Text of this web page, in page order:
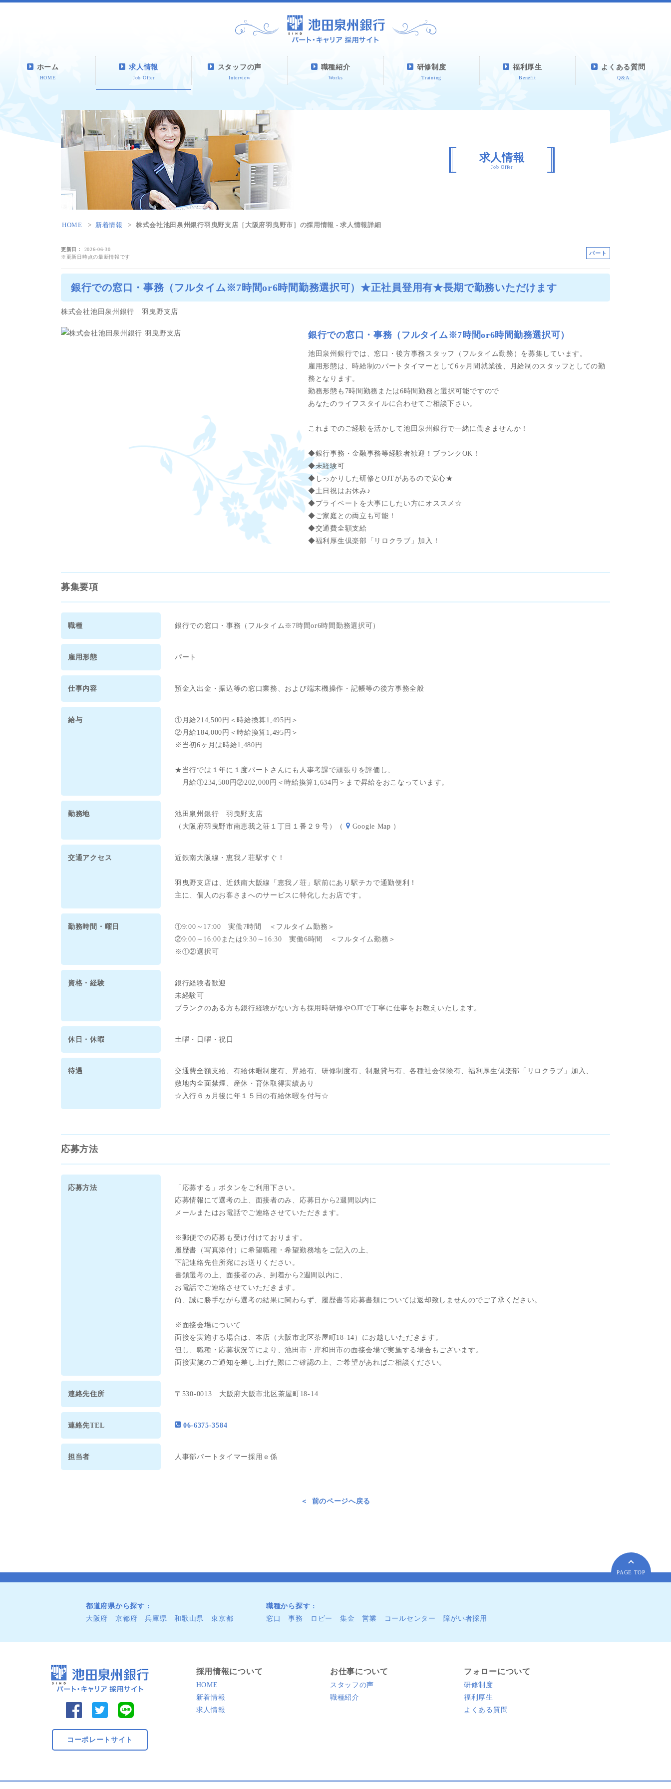
ホーム
HOME
求人情報
Job Offer
スタッフの声
Interview
職種紹介
Works
研修制度
Training
福利厚生
Benefit
よくある質問
Q&A
求人情報
Job Offer
HOME 新着情報 株式会社池田泉州銀行羽曳野支店［大阪府羽曳野市］の採用情報 - 求人情報詳細
更新日
2026-06-30
※更新日時点の最新情報です
パート
銀行での窓口・事務（フルタイム※7時間or6時間勤務選択可）★正社員登用有★長期で勤務いただけます
株式会社池田泉州銀行 羽曳野支店
銀行での窓口・事務（フルタイム※7時間or6時間勤務選択可）
池田泉州銀行では、窓口・後方事務スタッフ（フルタイム勤務）を募集しています。
雇用形態は、時給制のパートタイマーとして6ヶ月間就業後、月給制のスタッフとしての勤
務となります。
勤務形態も7時間勤務または6時間勤務と選択可能ですので
あなたのライフスタイルに合わせてご相談下さい。
これまでのご経験を活かして池田泉州銀行で一緒に働きませんか！
◆銀行事務・金融事務等経験者歓迎！ブランクOK！
◆未経験可
◆しっかりした研修とOJTがあるので安心★
◆土日祝はお休み♪
◆プライベートを大事にしたい方にオススメ☆
◆ご家庭との両立も可能！
◆交通費全額支給
◆福利厚生倶楽部「リロクラブ」加入！
募集要項
職種 銀行での窓口・事務（フルタイム※7時間or6時間勤務選択可）
雇用形態 パート
仕事内容 預金入出金・振込等の窓口業務、および端末機操作・記帳等の後方事務全般
給与
①月給214,500円＜時給換算1,495円＞
②月給184,000円＜時給換算1,495円＞
※当初6ヶ月は時給1,480円
★当行では１年に１度パートさんにも人事考課で頑張りを評価し、
月給①234,500円②202,000円＜時給換算1,634円＞まで昇給をおこなっています。
勤務地
池田泉州銀行 羽曳野支店
（大阪府羽曳野市南恵我之荘１丁目１番２９号）（
Google Map ）
交通アクセス 近鉄南大阪線・恵我ノ荘駅すぐ！
羽曳野支店は、近鉄南大阪線「恵我ノ荘」駅前にあり駅チカで通勤便利！
主に、個人のお客さまへのサービスに特化したお店です。
勤務時間・曜日
①9:00～17:00 実働7時間 ＜フルタイム勤務＞
②9:00～16:00または9:30～16:30 実働6時間 ＜フルタイム勤務＞
※①②選択可
資格・経験
銀行経験者歓迎
未経験可
ブランクのある方も銀行経験がない方も採用時研修やOJTで丁寧に仕事をお教えいたします。
休日・休暇 土曜・日曜・祝日
待遇
交通費全額支給、有給休暇制度有、昇給有、研修制度有、制服貸与有、各種社会保険有、福利厚生倶楽部「リロクラブ」加入、
敷地内全面禁煙、産休・育休取得実績あり
☆入行６ヵ月後に年１５日の有給休暇を付与☆
応募方法
応募方法
「応募する」ボタンをご利用下さい。
応募情報にて選考の上、面接者のみ、応募日から2週間以内に
メールまたはお電話でご連絡させていただきます。
※郵便での応募も受け付けております。
履歴書（写真添付）に希望職種・希望勤務地をご記入の上、
下記連絡先住所宛にお送りください。
書類選考の上、面接者のみ、到着から2週間以内に、
お電話でご連絡させていただきます。
尚、誠に勝手ながら選考の結果に関わらず、履歴書等応募書類については返却致しませんのでご了承ください。
※面接会場について
面接を実施する場合は、本店（大阪市北区茶屋町18-14）にお越しいただきます。
但し、職種・応募状況等により、池田市・岸和田市の面接会場で実施する場合もございます。
面接実施のご通知を差し上げた際にご確認の上、ご希望があればご相談ください。
連絡先住所 〒530-0013 大阪府大阪市北区茶屋町18-14
連絡先TEL 06-6375-3584
担当者 人事部パートタイマー採用ｅ係
前のページへ戻る
PAGE TOP
都道府県から探す
大阪府
京都府 兵庫県 和歌山県 東京都
職種から探す
窓口
事務 ロビー 集金 営業 コールセンター 障がい者採用
採用情報について
HOME
新着情報
求人情報
お仕事について
スタッフの声
職種紹介
フォローについて
研修制度
福利厚生
よくある質問
コーポレートサイト